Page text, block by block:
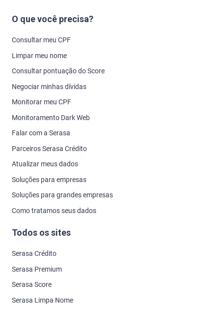
O que você precisa?
Consultar meu CPF
Limpar meu nome
Consultar pontuação do Score
Negociar minhas dívidas
Monitorar meu CPF
Monitoramento Dark Web
Falar com a Serasa
Parceiros Serasa Crédito
Atualizar meus dados
Soluções para empresas
Soluções para grandes empresas
Como tratamos seus dados
Todos os sites
Serasa Crédito
Serasa Premium
Serasa Score
Serasa Limpa Nome